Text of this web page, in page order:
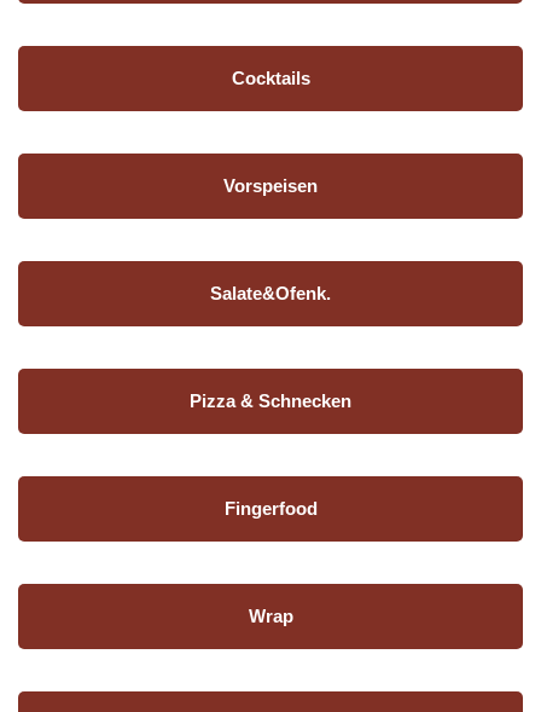
Cocktails
Vorspeisen
Salate&Ofenk.
Pizza & Schnecken
Fingerfood
Wrap